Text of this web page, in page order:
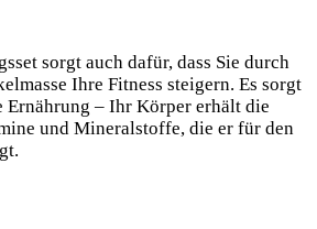
sorgt auch dafür, dass Sie durch
Ihre Fitness steigern. Es sorgt
Ernährung – Ihr Körper erhält die
und Mineralstoffe, die er für den